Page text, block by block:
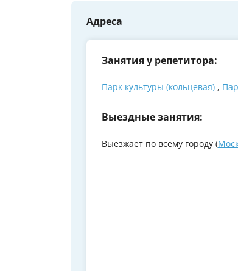
Адреса
Занятия у репетитора:
Парк культуры (кольцевая) ,
Выездные занятия:
Выезжает по всему городу (